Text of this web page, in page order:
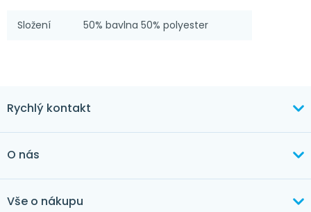
Složení 50% bavlna 50% polyester
Rychlý kontakt
O nás
Vše o nákupu